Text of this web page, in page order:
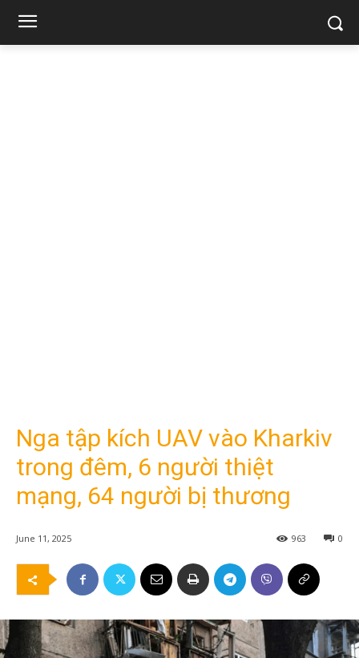
Nga tập kích UAV vào Kharkiv
trong đêm, 6 người thiệt
mạng, 64 người bị thương
June 11, 2025 0
963